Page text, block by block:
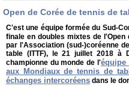
Open de Corée de tennis de
C'est une équipe formée du Sud-
finale en doubles mixtes de
par l'Association (sud-)coréenne
table (ITTF), le 21 juillet 2018 à
championne du monde de l'équipe
aux Mondiaux de tennis de
échanges intercoréens dans le